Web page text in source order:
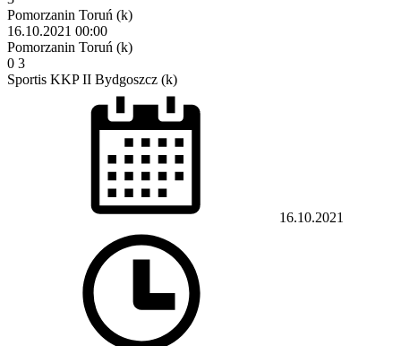
Pomorzanin Toruń (k)
16.10.2021 00:00
Pomorzanin Toruń (k)
0 3
Sportis KKP II Bydgoszcz (k)
16.10.2021